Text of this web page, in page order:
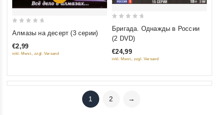
of
Алмазы на десерт (3 серии)
€2,99
inkl. Mwst., zzgl. Versand
out
5
Бригада. Однажды в России
(2 DVD)
€24,99
inkl. Mwst., zzgl. Versand
1 2 →